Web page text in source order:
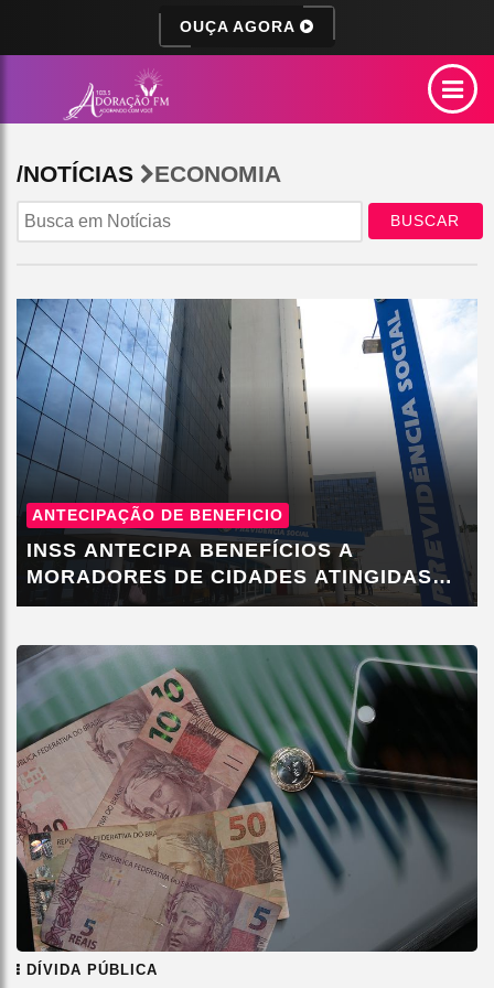
OUÇA AGORA
/NOTÍCIAS ECONOMIA
BUSCAR
ANTECIPAÇÃO DE BENEFICIO
INSS ANTECIPA BENEFÍCIOS A
MORADORES DE CIDADES ATINGIDAS
POR CHUVA
DÍVIDA PÚBLICA